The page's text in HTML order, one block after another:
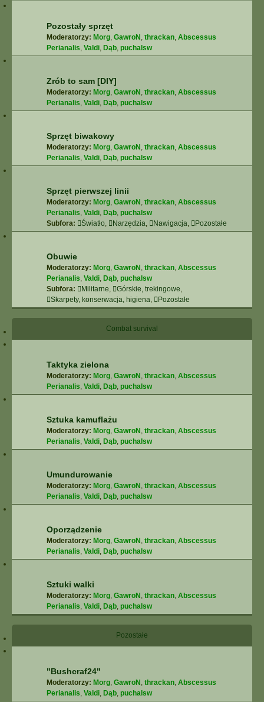
Pozostały sprzęt
Moderatorzy: Morg, GawroN , thrackan, Abscessus
Perianalis, Valdi, Dąb, puchalsw
Zrób to sam [DIY]
Moderatorzy: Morg, GawroN , thrackan, Abscessus
Perianalis, Valdi, Dąb, puchalsw
Sprzęt biwakowy
Moderatorzy: Morg, GawroN , thrackan, Abscessus
Perianalis, Valdi, Dąb, puchalsw
Sprzęt pierwszej linii
Moderatorzy: Morg, GawroN , thrackan, Abscessus
Perianalis, Valdi, Dąb, puchalsw
Subfora:
Światło, Narzędzia, Nawigacja, Pozostałe
Obuwie
Moderatorzy: Morg, GawroN , thrackan, Abscessus
Perianalis, Valdi, Dąb, puchalsw
Subfora:
Militarne, Górskie, trekingowe,
Skarpety, konserwacja, higiena, Pozostałe
Combat survival
Taktyka zielona
Moderatorzy: Morg, GawroN , thrackan, Abscessus
Perianalis, Valdi, Dąb, puchalsw
Sztuka kamuflażu
Moderatorzy: Morg, GawroN , thrackan, Abscessus
Perianalis, Valdi, Dąb, puchalsw
Umundurowanie
Moderatorzy: Morg, GawroN , thrackan, Abscessus
Perianalis, Valdi, Dąb, puchalsw
Oporządzenie
Moderatorzy: Morg, GawroN , thrackan, Abscessus
Perianalis, Valdi, Dąb, puchalsw
Sztuki walki
Moderatorzy: Morg, GawroN , thrackan, Abscessus
Perianalis, Valdi, Dąb, puchalsw
Pozostałe
"Bushcraf24"
Moderatorzy: Morg, GawroN , thrackan, Abscessus
Perianalis, Valdi, Dąb, puchalsw